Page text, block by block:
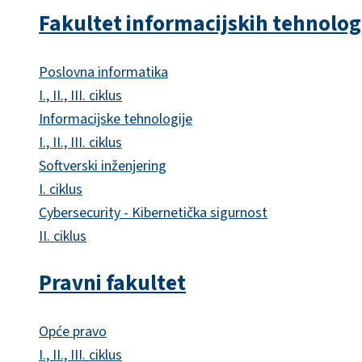
Fakultet informacijskih
Poslovna informatika
I., II., III. ciklus
Informacijske tehnologije
I., II., III. ciklus
Softverski inženjering
I. ciklus
Cybersecurity - Kibernetička sigurnost
II. ciklus
Pravni fakultet
Opće pravo
I., II., III. ciklus